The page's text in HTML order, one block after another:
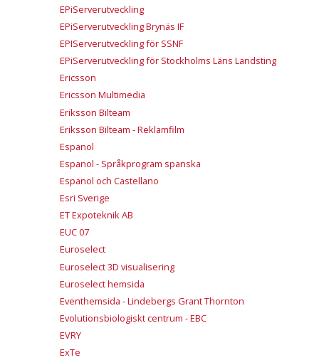
EPiServerutveckling
EPiServerutveckling Brynäs IF
EPIServerutveckling för SSNF
EPiServerutveckling för Stockholms Läns Landsting
Ericsson
Ericsson Multimedia
Eriksson Bilteam
Eriksson Bilteam - Reklamfilm
Espanol
Espanol - Språkprogram spanska
Espanol och Castellano
Esri Sverige
ET Expoteknik AB
EUC 07
Euroselect
Euroselect 3D visualisering
Euroselect hemsida
Eventhemsida - Lindebergs Grant Thornton
Evolutionsbiologiskt centrum - EBC
EVRY
ExTe